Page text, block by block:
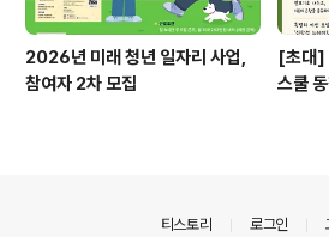
2026년 미래 청년 일자리 사업,
참여자 2차 모집
[초대]
스쿨
티스토리 로그인